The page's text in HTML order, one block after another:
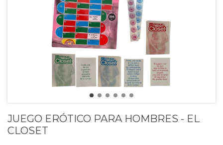
JUEGO ERÓTICO PARA HOMBRES - EL
CLOSET